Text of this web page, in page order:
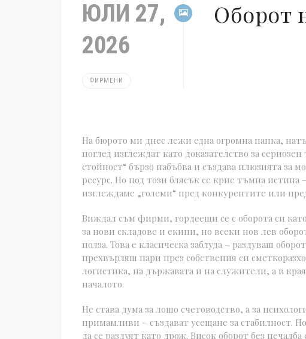
ЮЛИ 27,
2026
ФИРМЕНИ
Оборот
На бюрото ми днес лежи една огромна папка,
поглед изглеждат като доказателство за
стойност“ бързо набъбва и създава илюзията за
ресурс. Но под този блясък се крие тъмна истина
изглеждаме „големи“ пред конкурентите или
Виждал съм фирми, гордеещи се с оборота си
за нови складове и екипи, но всеки нов лев
полза. Това е класическа заблуда – раздуваш
прехвърляш пари през собствения си
логистика, на държавата и на служители, а в
началото.
Не става дума за лошо счетоводство, а за
примамливи – създават усещане за стабилност.
да се раздуят като дрож. Висок оборот без